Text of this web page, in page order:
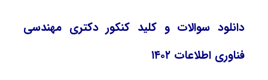
دانلود سوالات و کلید کنکور دکتری مهندسی
فناوری اطلاعات ۱۴۰۲